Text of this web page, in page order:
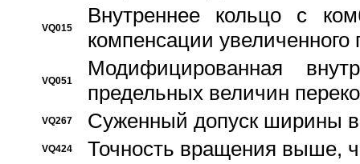
VQ015
Bнутреннее кольцо с
компенсации увеличенного
VQ051
Модифицированная
предельных величин
VQ267 Суженный допуск ширины
VQ424 Точность вращения выше,